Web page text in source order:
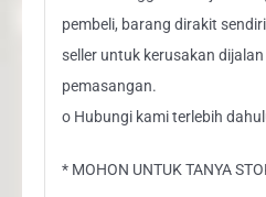
pembeli, barang dirakit
seller untuk kerusakan
pemasangan.
o Hubungi kami terlebih
* MOHON UNTUK TANYA